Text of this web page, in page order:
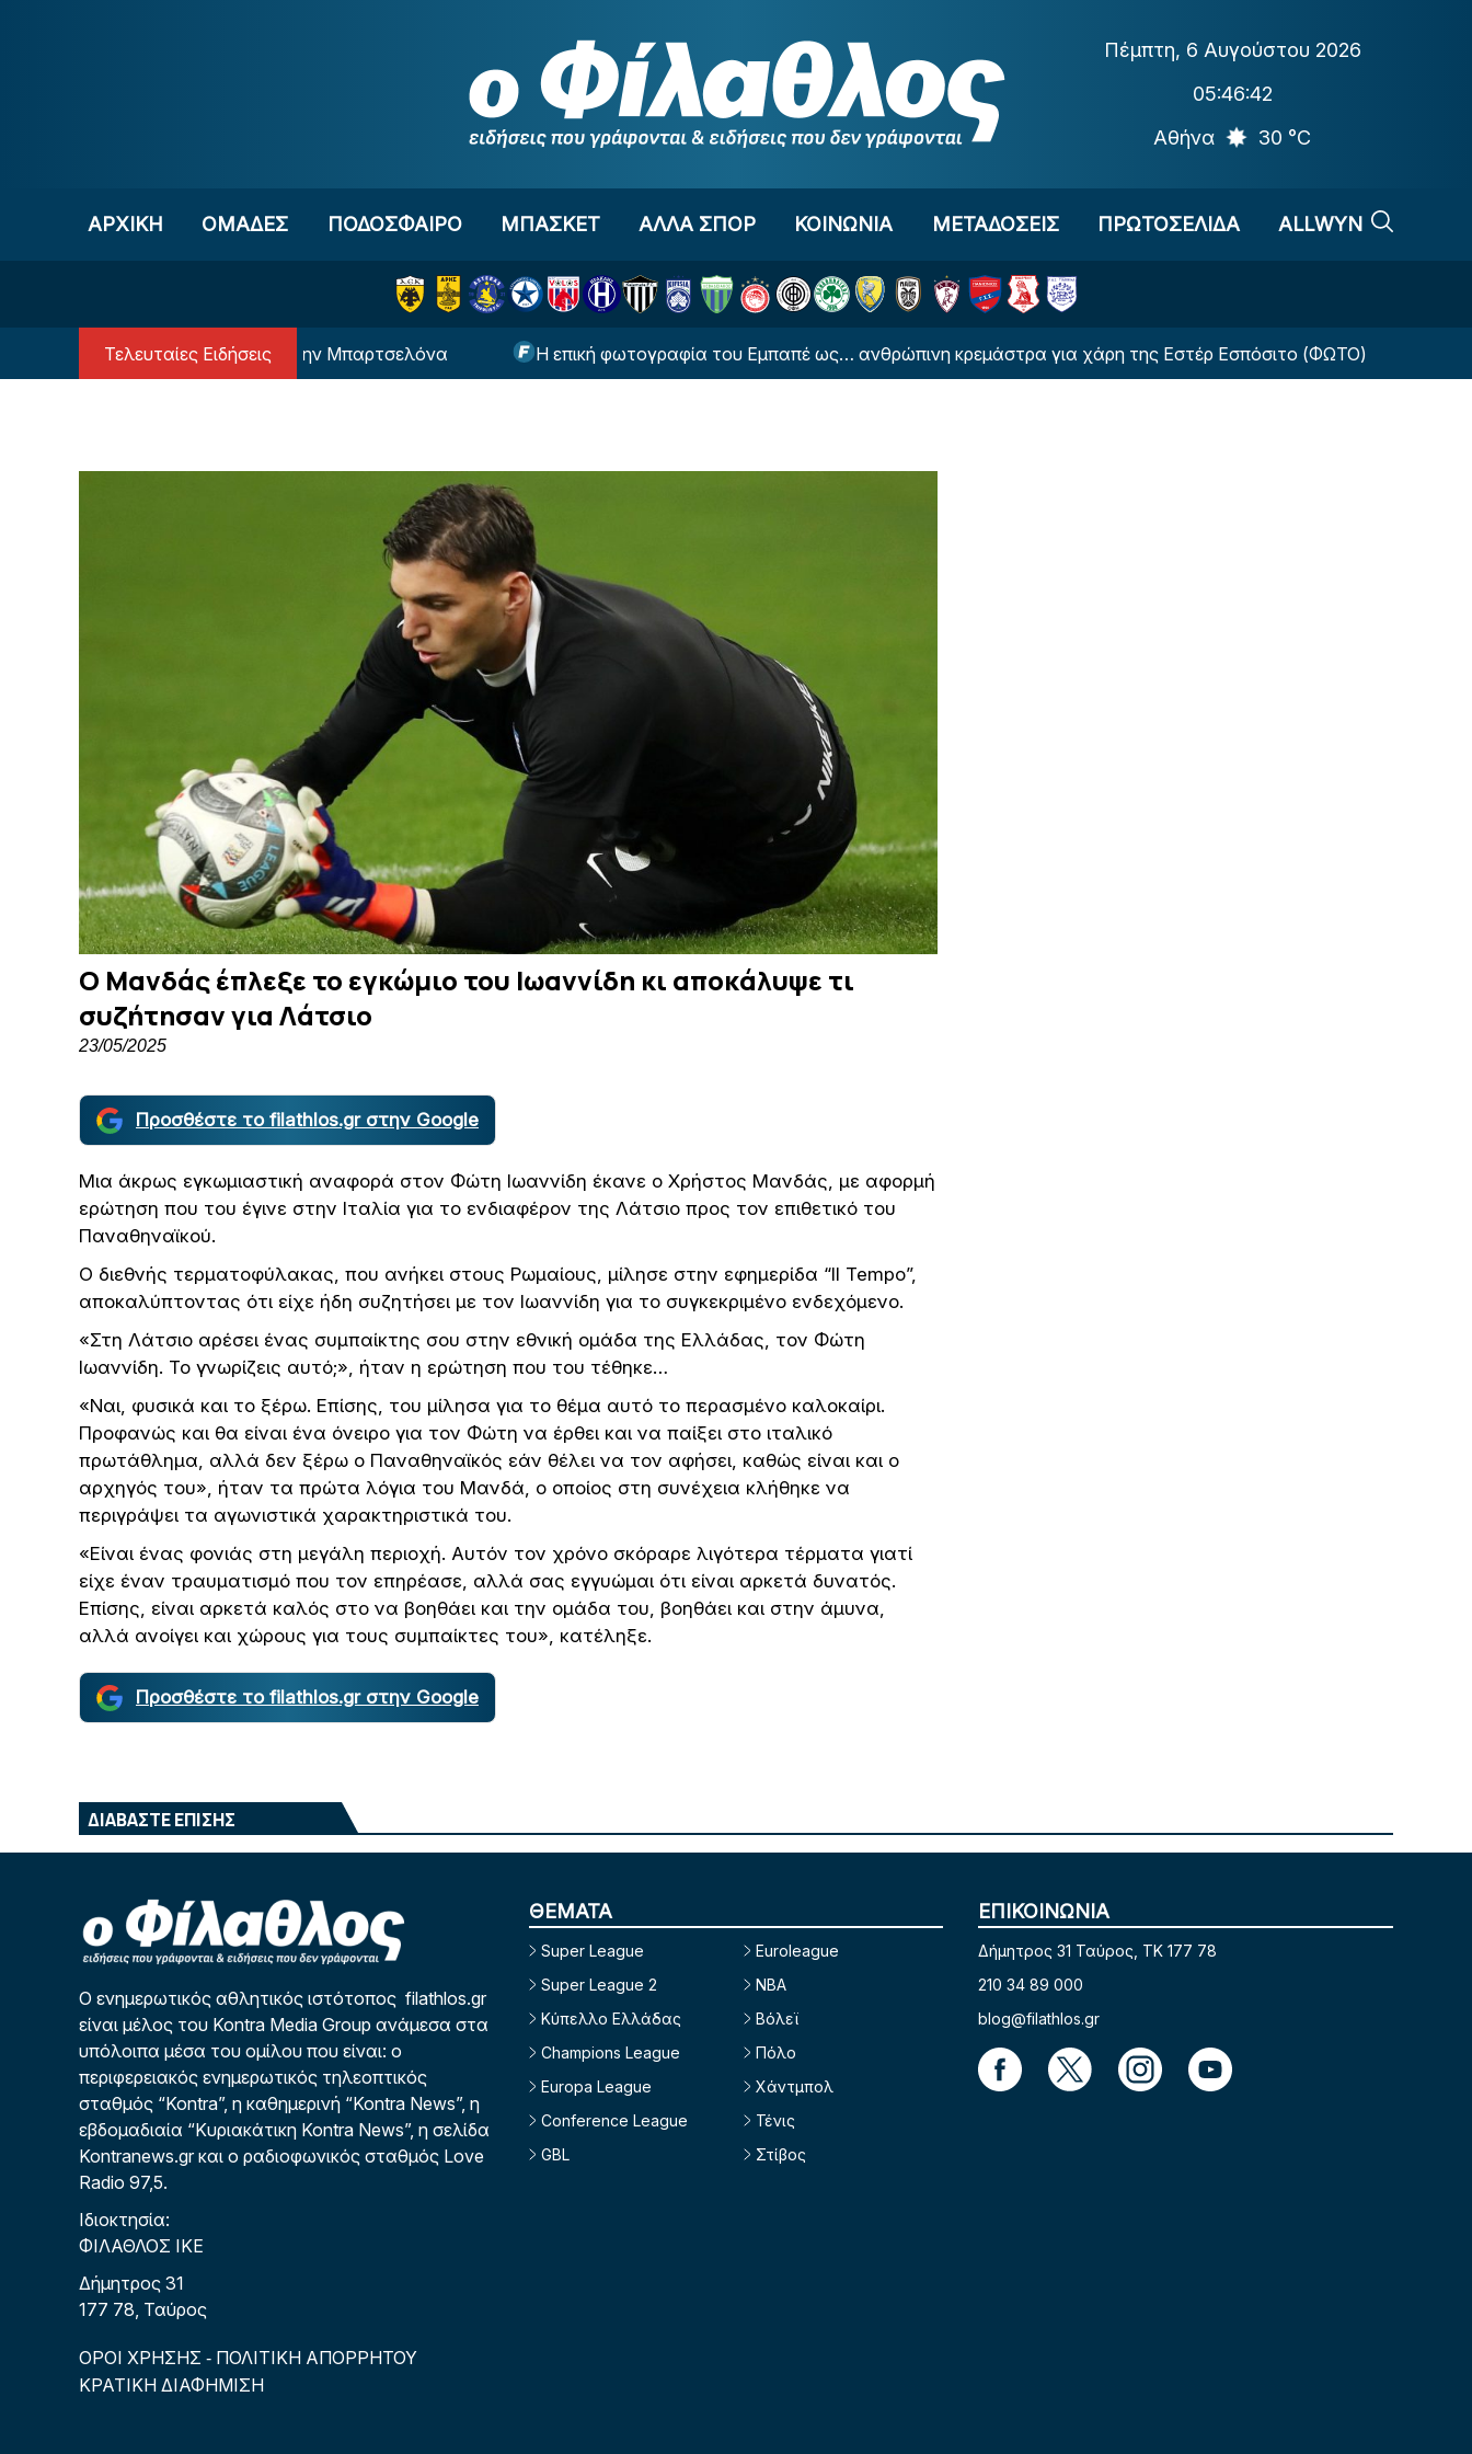
Πέμπτη, 6 Αυγούστου 2026
05:46:43
Αθήνα
30 °C
ΑΡΧΙΚΗ OΜΑΔΕΣ ΠΟΔΟΣΦΑΙΡΟ ΜΠΑΣΚΕΤ ΑΛΛΑ ΣΠΟΡ ΚΟΙΝΩΝΙΑ ΜΕΤΑΔΟΣΕΙΣ ΠΡΩΤΟΣΕΛΙΔΑ ALLWYN
Τελευταίες Ειδήσεις
Ο Μέσι… επιστρέφει στην Μπαρτσελόνα Η επική φωτογραφία του Εμπαπέ ως… ανθρώπινη κρεμάστρα για χάρη της Εστέρ Εσπόσιτο (ΦΩΤΟ)
Ο Μανδάς έπλεξε το εγκώμιο του Ιωαννίδη κι αποκάλυψε τι
συζήτησαν για Λάτσιο
23/05/2025
Προσθέστε το filathlos.gr στην Google
Μια άκρως εγκωμιαστική αναφορά στον Φώτη Ιωαννίδη έκανε ο Χρήστος Μανδάς, με αφορμή
ερώτηση που του έγινε στην Ιταλία για το ενδιαφέρον της Λάτσιο προς τον επιθετικό του
Παναθηναϊκού.
Ο διεθνής τερματοφύλακας, που ανήκει στους Ρωμαίους, μίλησε στην εφημερίδα “Il Tempo”,
αποκαλύπτοντας ότι είχε ήδη συζητήσει με τον Ιωαννίδη για το συγκεκριμένο ενδεχόμενο.
«Στη Λάτσιο αρέσει ένας συμπαίκτης σου στην εθνική ομάδα της Ελλάδας, τον Φώτη
Ιωαννίδη. Το γνωρίζεις αυτό;», ήταν η ερώτηση που του τέθηκε…
«Ναι, φυσικά και το ξέρω. Επίσης, του μίλησα για το θέμα αυτό το περασμένο καλοκαίρι.
Προφανώς και θα είναι ένα όνειρο για τον Φώτη να έρθει και να παίξει στο ιταλικό
πρωτάθλημα, αλλά δεν ξέρω ο Παναθηναϊκός εάν θέλει να τον αφήσει, καθώς είναι και ο
αρχηγός του», ήταν τα πρώτα λόγια του Μανδά, ο οποίος στη συνέχεια κλήθηκε να
περιγράψει τα αγωνιστικά χαρακτηριστικά του.
«Είναι ένας φονιάς στη μεγάλη περιοχή. Αυτόν τον χρόνο σκόραρε λιγότερα τέρματα γιατί
είχε έναν τραυματισμό που τον επηρέασε, αλλά σας εγγυώμαι ότι είναι αρκετά δυνατός.
Επίσης, είναι αρκετά καλός στο να βοηθάει και την ομάδα του, βοηθάει και στην άμυνα,
αλλά ανοίγει και χώρους για τους συμπαίκτες του», κατέληξε.
Προσθέστε το filathlos.gr στην Google
ΔΙΑΒΑΣΤΕ ΕΠΙΣΗΣ
Ο ενημερωτικός αθλητικός ιστότοπος filathlos.gr
είναι μέλος του Kontra Media Group ανάμεσα στα
υπόλοιπα μέσα του ομίλου που είναι: ο
περιφερειακός ενημερωτικός τηλεοπτικός
σταθμός “Kontra”, η καθημερινή “Kontra News”, η
εβδομαδιαία “Κυριακάτικη Kontra News”, η σελίδα
Kontranews.gr και ο ραδιοφωνικός σταθμός Love
Radio 97,5.
Ιδιοκτησία:
ΦΙΛΑΘΛΟΣ ΙΚΕ
Δήμητρος 31
177 78, Ταύρος
ΟΡΟΙ ΧΡΗΣΗΣ - ΠΟΛΙΤΙΚΗ ΑΠΟΡΡΗΤΟΥ
ΚΡΑΤΙΚΗ ΔΙΑΦΗΜΙΣΗ
ΘΕΜΑΤΑ
Super League
Super League 2
Κύπελλο Ελλάδας
Champions League
Europa League
Conference League
GBL
Euroleague
NBA
Βόλεϊ
Πόλο
Χάντμπολ
Τένις
Στίβος
ΕΠΙΚΟΙΝΩΝΙΑ
Δήμητρος 31 Ταύρος, TK 177 78
210 34 89 000
blog@filathlos.gr